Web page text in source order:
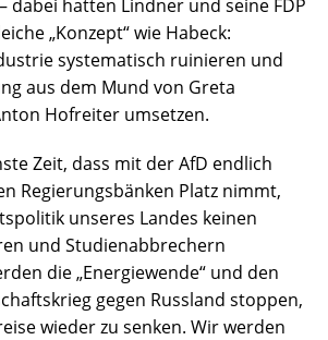
dabei hatten Lindner und seine FDP
„Konzept“ wie Habeck:
systematisch ruinieren und
aus dem Mund von Greta
Hofreiter umsetzen.
Zeit, dass mit der AfD endlich
Regierungsbänken Platz nimmt,
unseres Landes keinen
und Studienabbrechern
die „Energiewende“ und den
gegen Russland stoppen,
wieder zu senken. Wir werden